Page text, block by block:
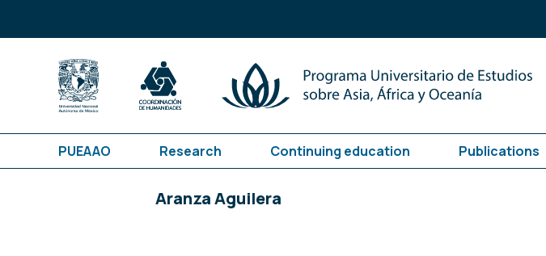
PUEAAO Research Continuing education Publications
Aranza Aguilera